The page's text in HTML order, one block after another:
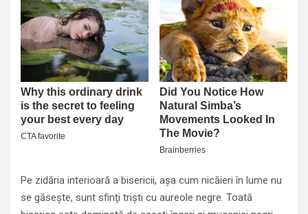
Pe zidăria interioară a bisericii, aşa cum nicăieri în lume nu
se găseşte, sunt sfinţi trişti cu aureole negre. Toată